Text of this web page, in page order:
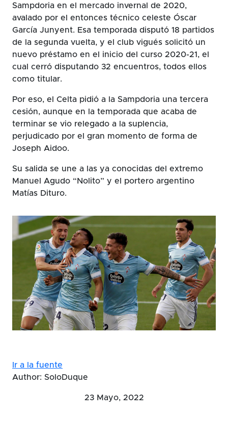
Sampdoria en el mercado invernal de 2020,
avalado por el entonces técnico celeste Óscar
García Junyent. Esa temporada disputó 18 partidos
de la segunda vuelta, y el club vigués solicitó un
nuevo préstamo en el inicio del curso 2020-21, el
cual cerró disputando 32 encuentros, todos ellos
como titular.
Por eso, el Celta pidió a la Sampdoria una tercera
cesión, aunque en la temporada que acaba de
terminar se vio relegado a la suplencia,
perjudicado por el gran momento de forma de
Joseph Aidoo.
Su salida se une a las ya conocidas del extremo
Manuel Agudo “Nolito” y el portero argentino
Matías Dituro.
Ir a la fuente
Author: SoloDuque
23 Mayo, 2022